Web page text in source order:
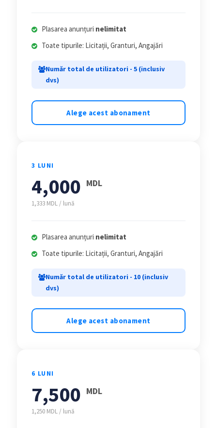
Plasarea anunțuri nelimitat
Toate tipurile: Licitații, Granturi, Angajări
Număr total de utilizatori - 5 (inclusiv
dvs)
Alege acest abonament
3 LUNI
4,000 MDL
1,333 MDL / lună
Plasarea anunțuri nelimitat
Toate tipurile: Licitații, Granturi, Angajări
Număr total de utilizatori - 10 (inclusiv
dvs)
Alege acest abonament
6 LUNI
7,500 MDL
1,250 MDL / lună